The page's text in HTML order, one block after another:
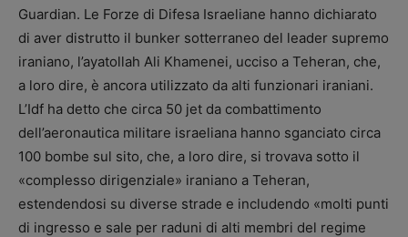
Guardian. Le Forze di Difesa Israeliane hanno dichiarato
di aver distrutto il bunker sotterraneo del leader supremo
iraniano, l’ayatollah Ali Khamenei, ucciso a Teheran, che,
a loro dire, è ancora utilizzato da alti funzionari iraniani.
L’Idf ha detto che circa 50 jet da combattimento
dell’aeronautica militare israeliana hanno sganciato circa
100 bombe sul sito, che, a loro dire, si trovava sotto il
«complesso dirigenziale» iraniano a Teheran,
estendendosi su diverse strade e includendo «molti punti
di ingresso e sale per raduni di alti membri del regime